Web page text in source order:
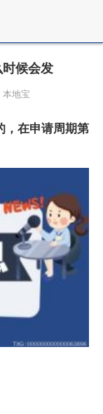
候会发
本地宝
，在申请周期第